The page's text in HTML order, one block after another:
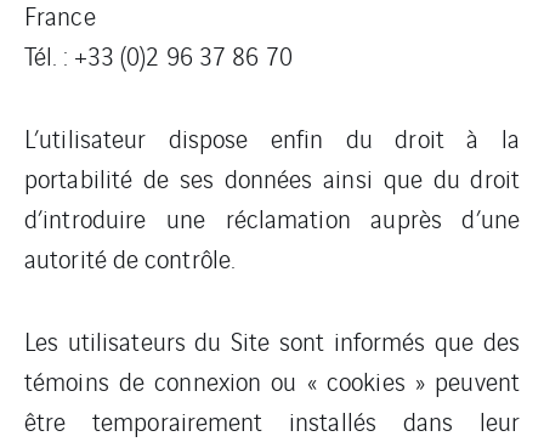
France
Tél. : +33 (0)2 96 37 86 70
L’utilisateur dispose enfin du droit à la
portabilité de ses données ainsi que du droit
d’introduire une réclamation auprès d’une
autorité de contrôle.
Les utilisateurs du Site sont informés que des
témoins de connexion ou « cookies » peuvent
être temporairement installés dans leur